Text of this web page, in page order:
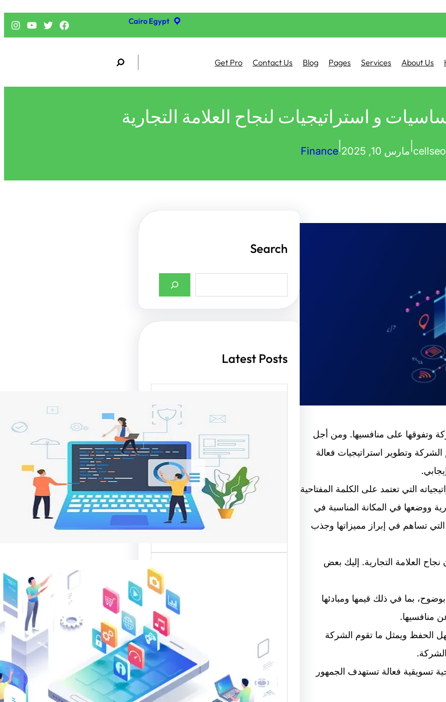
Cairo Egypt فيسبوك تويتر يوتيوب إنستجرام
About Us
Services
Pages
Blog
Contact Us
Get Pro
S
a
c
و استراتيجيات لنجاح العلامة التجارية
cellseo مارس 10, 2025 Finance
وتفوقها على منافسيها. ومن أجل
وتطوير استراتيجيات فعالة
التي تعتمد على الكلمة المفتاحية
ووضعها في المكانة المناسبة في
التي تساهم في إبراز مميزاتها وجذب
العلامة التجارية. إليك بعض
بما في ذلك قيمها ومبادئها
منافسيها.
الحفظ ويمثل ما تقوم الشركة
تسويقية فعالة تستهدف الجمهور
Search
a
Latest Posts
أهمية تصميم واجهات مواقع
الإنترنت في جذب الزوار
وتحسين تجربة المستخدم
تعد واجهات مواقع الإنترنت من
أهم عناصر تصميم المواقع
الإلكترونية،…
متخصصة في تقديم أفضل
القوالب لتصميم المواقع